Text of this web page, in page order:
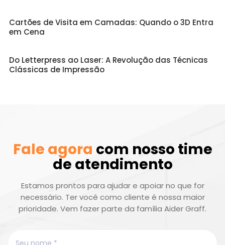
Cartões de Visita em Camadas: Quando o 3D Entra
em Cena
Do Letterpress ao Laser: A Revolução das Técnicas
Clássicas de Impressão
Fale agora com nosso time
de atendimento
Estamos prontos para ajudar e apoiar no que for
necessário. Ter você como cliente é nossa maior
prioridade. Vem fazer parte da família Aider Graff.